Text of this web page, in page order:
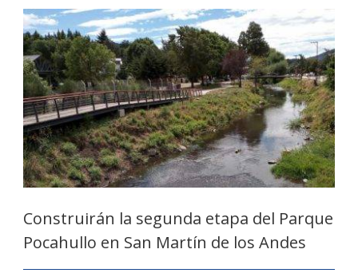
Construirán la segunda etapa del Parque
Pocahullo en San Martín de los Andes